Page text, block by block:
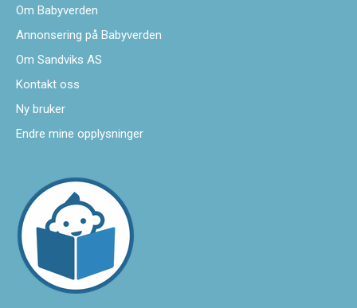
Om Babyverden
Annonsering på Babyverden
Om Sandviks AS
Kontakt oss
Ny bruker
Endre mine opplysninger